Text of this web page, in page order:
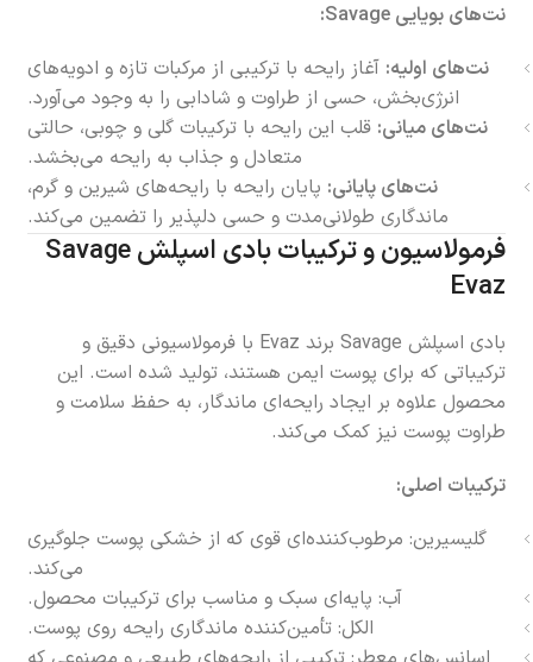
نت‌های بویایی Savage:
نت‌های اولیه: آغاز رایحه با ترکیبی از مرکبات تازه و ادویه‌های
انرژی‌بخش، حسی از طراوت و شادابی را به وجود می‌آورد.
نت‌های میانی: قلب این رایحه با ترکیبات گلی و چوبی، حالتی
متعادل و جذاب به رایحه می‌بخشد.
نت‌های پایانی: پایان رایحه با رایحه‌های شیرین و گرم،
ماندگاری طولانی‌مدت و حسی دلپذیر را تضمین می‌کند.
فرمولاسیون و ترکیبات بادی اسپلش Savage
Evaz
بادی اسپلش Savage برند Evaz با فرمولاسیونی دقیق و
ترکیباتی که برای پوست ایمن هستند، تولید شده است. این
محصول علاوه بر ایجاد رایحه‌ای ماندگار، به حفظ سلامت و
طراوت پوست نیز کمک می‌کند.
ترکیبات اصلی:
گلیسیرین: مرطوب‌کننده‌ای قوی که از خشکی پوست جلوگیری
می‌کند.
آب: پایه‌ای سبک و مناسب برای ترکیبات محصول.
الکل: تأمین‌کننده ماندگاری رایحه روی پوست.